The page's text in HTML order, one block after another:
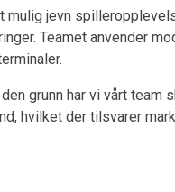
jevn
Teamet anvender
grunn har vi vårt team
hvilket der tilsvarer